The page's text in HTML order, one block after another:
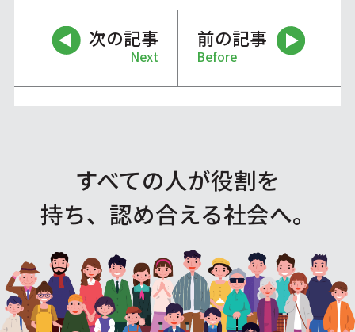
次の記事
Next
前の記事
Before
すべての人が役割を
持ち、認め合える社会へ。